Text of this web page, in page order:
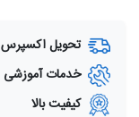
تحویل اکسپرس
خدمات آموزشی
کیفیت بالا